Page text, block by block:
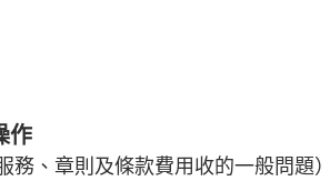
作
務、章則及條款費用收的一般問題）